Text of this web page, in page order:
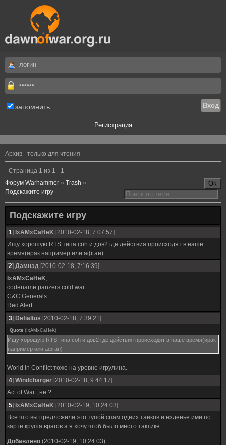
запомнить
Регистрация
.
Архив - только для чтения
Страница 1 из 1
1
Форум Warhammer » Trash »
Подскажите игру
Подскажите игру
[1] IxAMxCaHeK [2010-02-18, 7:07:57]
Ищу хорошую RTS типа coh и дов2 где действия происходят в наше
время(ирак например или афган)
[2] Дамнэд [2010-02-18, 7:16:39]
IxAMxCaHeK,
codename panzers cold war
С&С Generals
Red Alert
[3] Defialtus [2010-02-18, 7:39:21]
Quote ( IxAMxCaHeK)
Ищу хорошую RTS типа coh и дов2 где действия происходят в наше время(ирак
например или афган)
World in Conflict тоже на уровне игрулина.
[4] Windcharger [2010-02-18, 9:44:17]
Act of War , не ?
[5] IxAMxCaHeK [2010-02-19, 10:24:03]
Все что вы предложили это тупой спам одних танков и езденье ими по
карте круша врагов а я хочу чтоб было место тактике
Добавлено (2010-02-19, 10:24:03)